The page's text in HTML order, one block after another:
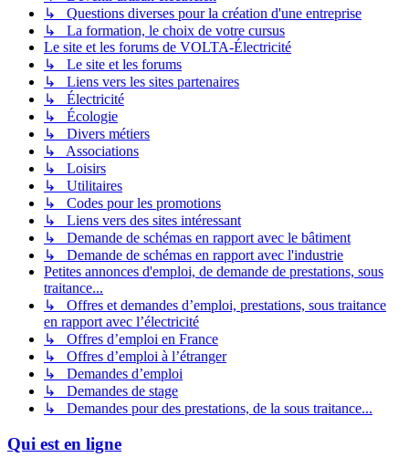
↳ Questions diverses pour la création d'une entreprise
↳ La formation, le choix de votre cursus
Le site et les forums de VOLTA-Électricité
↳ Le site et les forums
↳ Liens vers les sites partenaires
↳ Électricité
↳ Écologie
↳ Divers métiers
↳ Associations
↳ Loisirs
↳ Utilitaires
↳ Codes pour les promotions
↳ Liens vers des sites intéressant
↳ Demande de schémas en rapport avec le bâtiment
↳ Demande de schémas en rapport avec l'industrie
Petites annonces d'emploi, de demande de prestations, sous
traitance...
↳ Offres et demandes d’emploi, prestations, sous traitance
en rapport avec l’électricité
↳ Offres d’emploi en France
↳ Offres d’emploi à l’étranger
↳ Demandes d’emploi
↳ Demandes de stage
↳ Demandes pour des prestations, de la sous traitance...
Qui est en ligne